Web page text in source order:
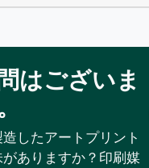
はございま
したアートプリント
がありますか？印刷媒